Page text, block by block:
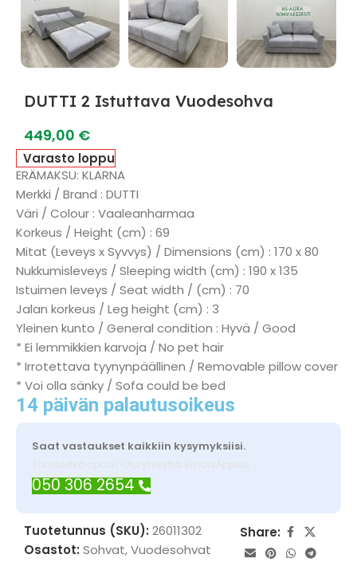
DUTTI 2 Istuttava Vuodesohva
449,00 €
Varasto loppu
ERÄMAKSU: KLARNA
Merkki / Brand : DUTTI
Väri / Colour : Vaaleanharmaa
Korkeus / Height (cm) : 69
Mitat (Leveys x Syvvys) / Dimensions (cm) : 170 x 80
Nukkumisleveys / Sleeping width (cm) : 190 x 135
Istuimen leveys / Seat width / (cm) : 70
Jalan korkeus / Leg height (cm) : 3
Yleinen kunto / General condition : Hyvä / Good
* Ei lemmikkien karvoja / No pet hair
* Irrotettava tyynynpäällinen / Removable pillow cover
* Voi olla sänky / Sofa could be bed
14 päivän palautusoikeus
Saat vastaukset kaikkiin kysymyksiisi.
Tarvitsetko apua? Ota yhteyttä WhatsAppilla
050 306 2654
Tuotetunnus (SKU): 26011302
Osastot: Sohvat,Vuodesohvat
Share: